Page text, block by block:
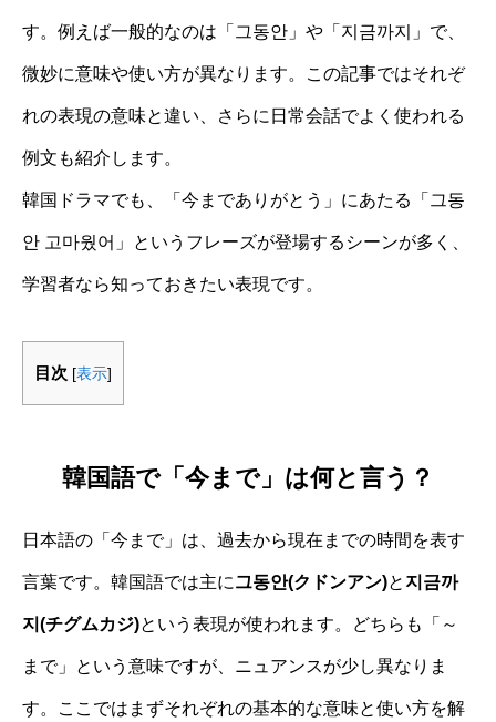
す。例えば一般的なのは「그동안」や「지금까지」で、
微妙に意味や使い方が異なります。この記事ではそれぞ
れの表現の意味と違い、さらに日常会話でよく使われる
例文も紹介します。
韓国ドラマでも、「今までありがとう」にあたる「그동
안 고마웠어」というフレーズが登場するシーンが多く、
学習者なら知っておきたい表現です。
目次 [表示]
韓国語で「今まで」は何と言う？
日本語の「今まで」は、過去から現在までの時間を表す
言葉です。韓国語では主に그동안(クドンアン)と 지금까
지(チグムカジ)という表現が使われます。どちらも「～
まで」という意味ですが、ニュアンスが少し異なりま
す。ここではまずそれぞれの基本的な意味と使い方を解